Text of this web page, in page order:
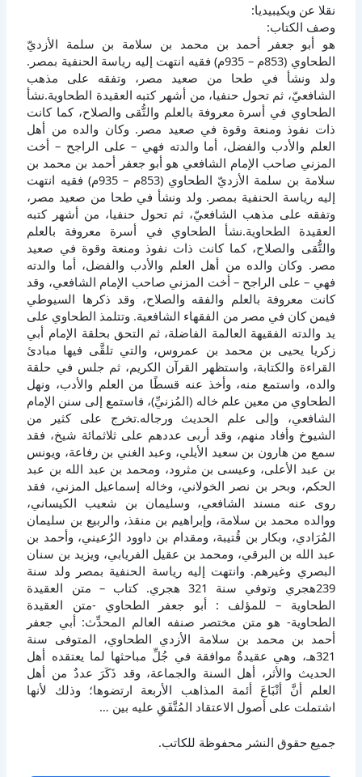
نقلا عن ويكيبيديا:
وصف الكتاب:
هو أبو جعفر أحمد بن محمد بن سلامة بن سلمة الأزديّ
الطحاوي (853م – 935م) فقيه انتهت إليه رياسة الحنفية بمصر.
ولد ونشأ في طحا من صعيد مصر، وتفقه على مذهب
الشافعيّ، ثم تحول حنفيا، من أشهر كتبه العقيدة الطحاوية.نشأ
الطحاوي في أسرة معروفة بالعلم والتُّقى والصلاح، كما كانت
ذات نفوذ ومنعة وقوة في صعيد مصر. وكان والده من أهل
العلم والأدب والفضل، أما والدته فهي – على الراجح – أخت
المزني صاحب الإمام الشافعي هو أبو جعفر أحمد بن محمد بن
سلامة بن سلمة الأزديّ الطحاوي (853م – 935م) فقيه انتهت
إليه رياسة الحنفية بمصر. ولد ونشأ في طحا من صعيد مصر،
وتفقه على مذهب الشافعيّ، ثم تحول حنفيا، من أشهر كتبه
العقيدة الطحاوية.نشأ الطحاوي في أسرة معروفة بالعلم
والتُّقى والصلاح، كما كانت ذات نفوذ ومنعة وقوة في صعيد
مصر. وكان والده من أهل العلم والأدب والفضل، أما والدته
فهي – على الراجح – أخت المزني صاحب الإمام الشافعي، وقد
كانت معروفة بالعلم والفقه والصلاح، وقد ذكرها السيوطي
فيمن كان في مصر من الفقهاء الشافعية. وتتلمذ الطحاوي على
يد والدته الفقيهة العالمة الفاضلة، ثم التحق بحلقة الإمام أبي
زكريا يحيى بن محمد بن عمروس، والتي تلقَّى فيها مبادئ
القراءة والكتابة، واستظهر القرآن الكريم، ثم جلس في حلقة
والده، واستمع منه، وأخذ عنه قسطًا من العلم والأدب، ونهل
الطحاوي من معين علم خاله (المُزنيِّ)، فاستمع إلى سنن الإمام
الشافعي، وإلى علم الحديث ورجاله.تخرج على كثير من
الشيوخ وأفاد منهم، وقد أربى عددهم على ثلاثمائة شيخ، فقد
سمع من هارون بن سعيد الأيلي، وعبد الغني بن رفاعة، ويونس
بن عبد الأعلى، وعيسى بن مثرود، ومحمد بن عبد الله بن عبد
الحكم، وبحر بن نصر الخولاني، وخاله إسماعيل المزني، فقد
روى عنه مسند الشافعي، وسليمان بن شعيب الكيساني،
ووالده محمد بن سلامة، وإبراهيم بن منقذ، والربيع بن سليمان
المُرَادي، وبكار بن قُتيبة، ومقدام بن داوود الرُعيني، وأحمد بن
عبد الله بن البرقي، ومحمد بن عقيل الفريابي، ويزيد بن سنان
البصري وغيرهم. وانتهت إليه رياسة الحنفية بمصر ولد سنة
239هجري وتوفي سنة 321 هجري. كتاب – متن العقيدة
الطحاوية – للمؤلف : أبو جعفر الطحاوي -متن العقيدة
الطحاوية- هو متن مختصر صنفه العالم المحدِّث: أبي جعفر
أحمد بن محمد بن سلامة الأزدي الطحاوي، المتوفى سنة
321هـ، وهي عقيدةٌ موافقة في جُلِّ مباحثها لما يعتقده أهل
الحديث والأثر، أهل السنة والجماعة، وقد ذَكَرَ عددٌ من أهل
العلم أنَّ أتْبَاعَ أئمة المذاهب الأربعة ارتضوها؛ وذلك لأنها
اشتملت على أصول الاعتقاد المُتَّفَقِ عليه بين …
جميع حقوق النشر محفوظة للكاتب.